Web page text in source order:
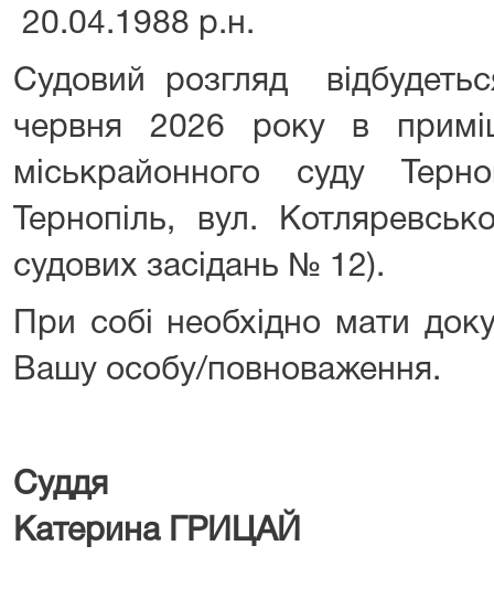
20.04.1988 р.н.
Судовий розгляд
червня 2026 року в
міськрайонного суду
Тернопіль, вул.
судових засідань № 12).
При собі необхідно мати
Вашу особу/повноваження.
Суддя
Катерина ГРИЦАЙ